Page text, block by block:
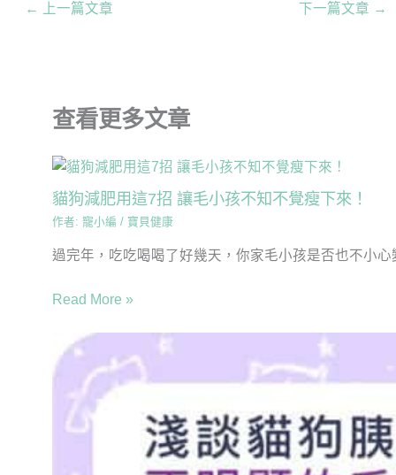
← 上一篇文章 下一篇文章 →
查看更多文章
貓狗減肥用這7招 讓毛小孩不知不覺瘦下來！
作者: 寵小編 / 寶貝健康
過完年，吃吃喝喝了好幾天，你家毛小孩是否也不小
Read More »